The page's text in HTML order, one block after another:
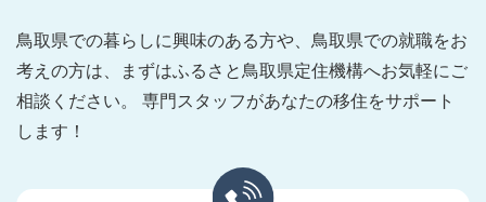
鳥取県での暮らしに興味のある方や、鳥取県での就職をお
考えの方は、
まずはふるさと鳥取県定住機構へお気軽にご
相談ください。
専門スタッフがあなたの移住をサポート
します！